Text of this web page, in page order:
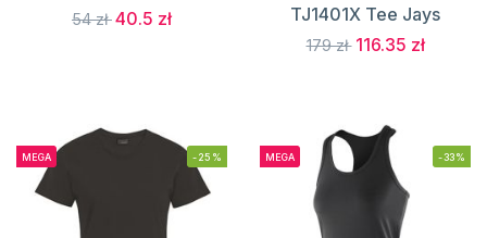
54 zł40.5 zł
TJ1401X Tee Jays
179 zł 116.35 zł
MEGA -25% MEGA -33%